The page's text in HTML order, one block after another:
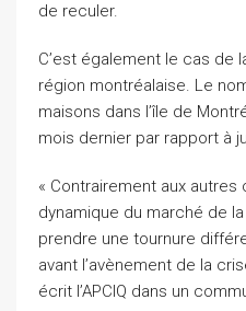
de reculer.
C’est également le cas de
région montréalaise. Le
maisons dans l’île de
mois dernier par rapport à
« Contrairement aux
dynamique du marché de
prendre une tournure
avant l’avènement de la
écrit l’APCIQ dans un